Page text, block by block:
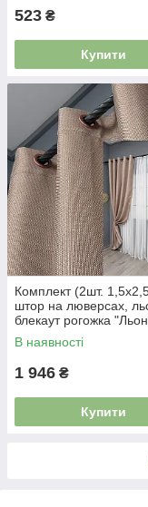
523 ₴
Купити
Комплект (2шт.
штор на люверсах,
блекаут рогожка "Льон
Мішковина". Колір
Код 1069ш 37-0192
В наявності
1 946 ₴
Купити